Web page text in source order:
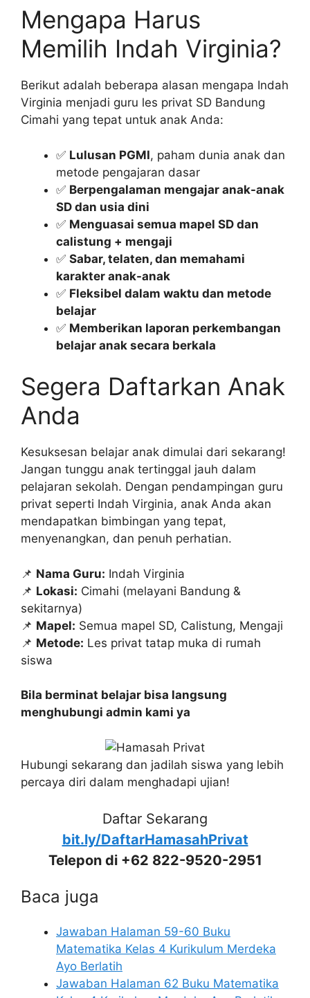
Mengapa Harus
Memilih Indah Virginia?
Berikut adalah beberapa alasan mengapa Indah
Virginia menjadi guru les privat SD Bandung
Cimahi yang tepat untuk anak Anda:
✅ Lulusan PGMI, paham dunia anak dan
metode pengajaran dasar
✅ Berpengalaman mengajar anak-anak
SD dan usia dini
✅ Menguasai semua mapel SD dan
calistung + mengaji
✅ Sabar, telaten, dan memahami
karakter anak-anak
✅ Fleksibel dalam waktu dan metode
belajar
✅ Memberikan laporan perkembangan
belajar anak secara berkala
Segera Daftarkan Anak
Anda
Kesuksesan belajar anak dimulai dari sekarang!
Jangan tunggu anak tertinggal jauh dalam
pelajaran sekolah. Dengan pendampingan guru
privat seperti Indah Virginia, anak Anda akan
mendapatkan bimbingan yang tepat,
menyenangkan, dan penuh perhatian.
📌 Nama Guru: Indah Virginia
📌 Lokasi: Cimahi (melayani Bandung &
sekitarnya)
📌 Mapel: Semua mapel SD, Calistung, Mengaji
📌 Metode: Les privat tatap muka di rumah
siswa
Bila berminat belajar bisa langsung
menghubungi admin kami ya
Hubungi sekarang dan jadilah siswa yang lebih
percaya diri dalam menghadapi ujian!
Daftar Sekarang
bit.ly/DaftarHamasahPrivat
Telepon di +62 822-9520-2951
Baca juga
Jawaban Halaman 59-60 Buku
Matematika Kelas 4 Kurikulum Merdeka
Ayo Berlatih
Jawaban Halaman 62 Buku Matematika